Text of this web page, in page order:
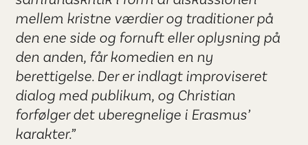
mellem kristne værdier og traditioner på
den ene side og fornuft eller oplysning på
den anden, får komedien en ny
berettigelse. Der er indlagt improviseret
dialog med publikum, og Christian
forfølger det uberegnelige i Erasmus’
karakter.”